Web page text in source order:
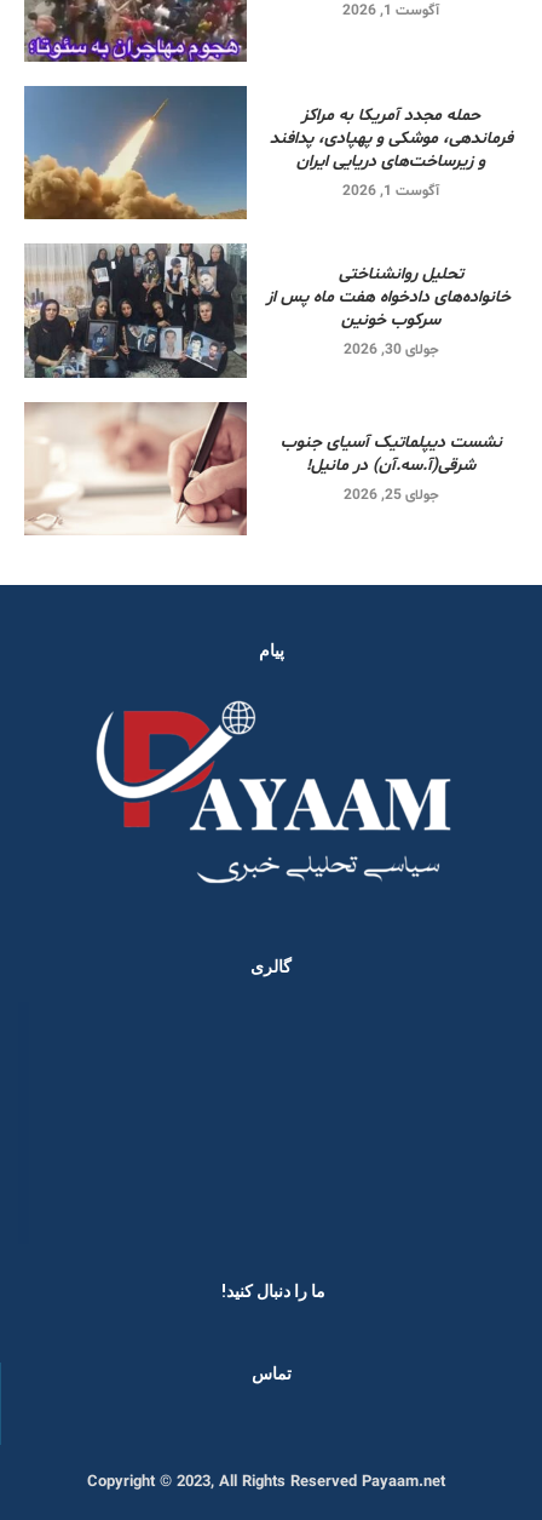
آگوست 1, 2026
حمله مجدد آمریکا به مراکز
فرماندهی، موشکی و پهپادی، پدافند
و زیرساخت‌های دریایی ایران
آگوست 1, 2026
تحلیل روانشناختی
خانواده‌های دادخواه هفت ماه پس از
سرکوب خونین
جولای 30, 2026
نشست دیپلماتیک آسیای جنوب
شرقی‌(آ.سه.آن) در مانیل!
جولای 25, 2026
پیام
گالری
ما را دنبال کنید! ​
تماس
Copyright © 2023, All Rights Reserved Payaam.net